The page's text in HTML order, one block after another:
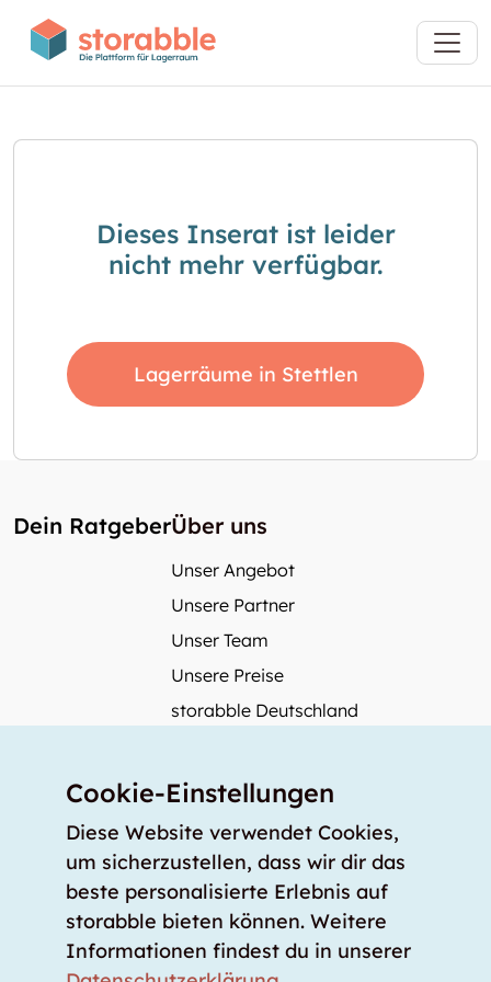
Dieses Inserat ist leider
nicht mehr verfügbar.
Lagerräume in Stettlen
Dein RatgeberÜber uns
Unser Angebot
Unsere Partner
Unser Team
Unsere Preise
storabble Deutschland
Mehr über storabble
Medienbeiträge
Wie gross muss ein Lagerraum sein?
Was kostet ein Lagerraum?
Für Lageranbieter
Cookie-Einstellungen
Diese Website verwendet Cookies,
um sicherzustellen, dass wir dir das
beste personalisierte Erlebnis auf
storabble bieten können. Weitere
Informationen findest du in unserer